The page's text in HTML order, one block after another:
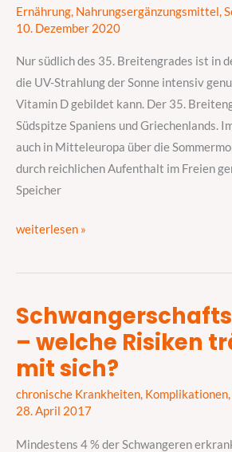
Ernährung, Nahrungsergänzungsmittel,
10. Dezember 2020
Nur südlich des 35. Breitengrades ist in
die UV-Strahlung der Sonne intensiv
Vitamin D gebildet kann. Der 35.
Südspitze Spaniens und Griechenlands.
auch in Mitteleuropa über die
durch reichlichen Aufenthalt im Freien
Speicher
im
ab
nach
Andalusien
weiterlesen »
– welche Risiken
mit sich?
chronische Krankheiten, Komplikationen,
28. April 2017
Mindestens 4 % der Schwangeren
Schwangerschaftsdiabetes
welche
Risiken
trägt
mit